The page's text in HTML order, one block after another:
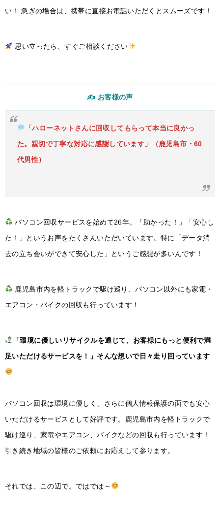
い！ 急ぎの場合は、携帯に直接お電話いただくとスムーズです！
思い立ったら、すぐご相談ください
✍️ お客様の声
「ハローネットさんに回収してもらって本当に良かっ
た。親切で丁寧な対応に感謝しています」（鹿児島市・60
代男性）
パソコン回収サービスを始めて26年。「助かった！」「安心し
た！」というお声をたくさんいただいています。特に「データ消
去の立ち会いができて安心した」というご感想が多いんです！
鹿児島市内を軽トラックで駆け巡り、パソコン以外にも家電・
エアコン・バイクの回収も行っています！
「環境に優しいリサイクルを通じて、お客様にもっと便利で満
足いただけるサービスを！」そんな想いで日々走り回っています
パソコン回収は環境に優しく、さらに個人情報保護の面でも安心
いただけるサービスとして好評です。鹿児島市内を軽トラックで
駆け巡り、家電やエアコン、バイクなどの回収も行っています！
引き続き地域の皆様のご依頼にお応えして参ります。
それでは、この辺で。ではでは～